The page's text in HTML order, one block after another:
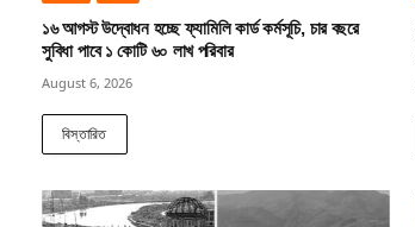
১৬ আগস্ট উদ্বোধন হচ্ছে ফ্যামিলি কার্ড কর্মসূচি, চার বছরে
সুবিধা পাবে ১ কোটি ৬০ লাখ পরিবার
August 6, 2026
বিস্তারিত